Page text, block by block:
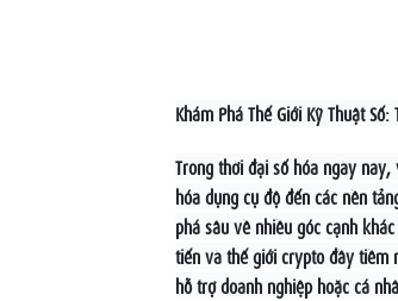
Khám Phá Thế Giới Kỹ Thuật
Trong thời đại số hóa ngày
hóa dụng cụ độ đến các nền
phá sâu về nhiều góc cạnh
tiến và thế giới crypto đầy tiềm
hỗ trợ doanh nghiệp hoặc cá